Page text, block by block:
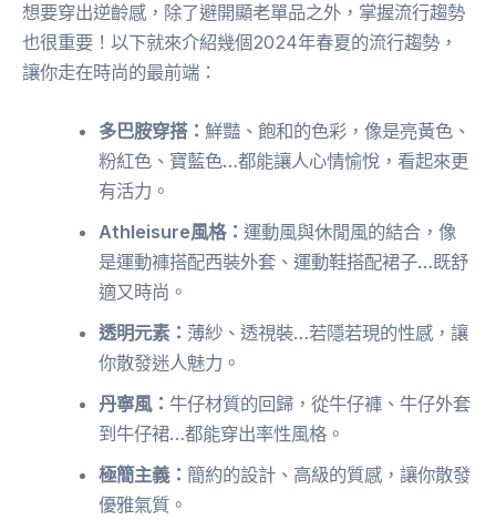
想要穿出逆齡感，除了避開顯老單品之外，掌握流行趨勢
也很重要！以下就來介紹幾個2024年春夏的流行趨勢，
讓你走在時尚的最前端：
多巴胺穿搭： 鮮豔、飽和的色彩，像是亮黃色、
粉紅色、寶藍色…都能讓人心情愉悅，看起來更
有活力。
Athleisure風格：運動風與休閒風的結合，像
是運動褲搭配西裝外套、運動鞋搭配裙子…既舒
適又時尚。
透明元素： 薄紗、透視裝…若隱若現的性感，讓
你散發迷人魅力。
丹寧風： 牛仔材質的回歸，從牛仔褲、牛仔外套
到牛仔裙…都能穿出率性風格。
極簡主義： 簡約的設計、高級的質感，讓你散發
優雅氣質。